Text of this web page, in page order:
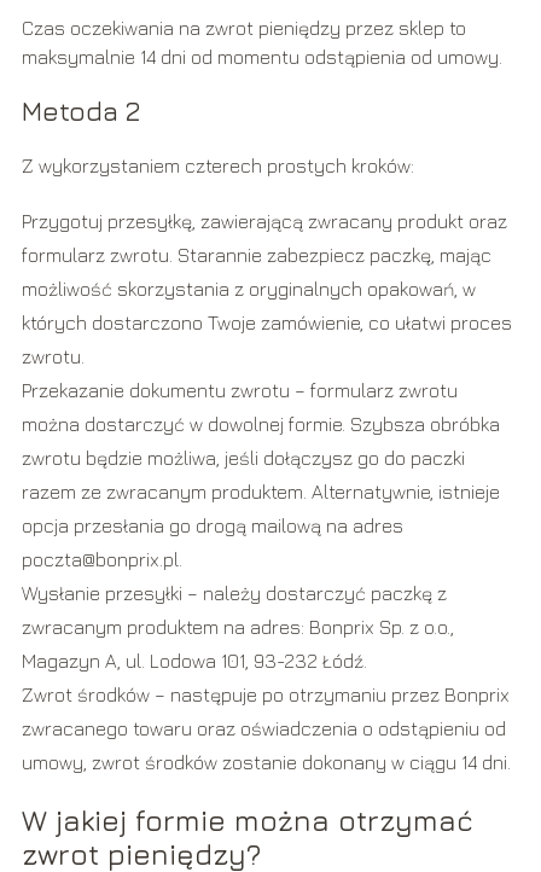
Czas oczekiwania na zwrot pieniędzy przez sklep to
maksymalnie 14 dni od momentu odstąpienia od umowy.
Metoda 2
Z wykorzystaniem czterech prostych kroków:
Przygotuj przesyłkę, zawierającą zwracany produkt oraz
formularz zwrotu. Starannie zabezpiecz paczkę, mając
możliwość skorzystania z oryginalnych opakowań, w
których dostarczono Twoje zamówienie, co ułatwi proces
zwrotu.
Przekazanie dokumentu zwrotu – formularz zwrotu
można dostarczyć w dowolnej formie. Szybsza obróbka
zwrotu będzie możliwa, jeśli dołączysz go do paczki
razem ze zwracanym produktem. Alternatywnie, istnieje
opcja przesłania go drogą mailową na adres
poczta@bonprix.pl
Wysłanie przesyłki – należy dostarczyć paczkę z
zwracanym produktem na adres: Bonprix Sp. z o.o.,
Magazyn A, ul. Lodowa 101, 93-232 Łódź.
Zwrot środków – następuje po otrzymaniu przez Bonprix
zwracanego towaru oraz oświadczenia o odstąpieniu od
umowy, zwrot środków zostanie dokonany w ciągu 14 dni.
W jakiej formie można otrzymać
zwrot pieniędzy?